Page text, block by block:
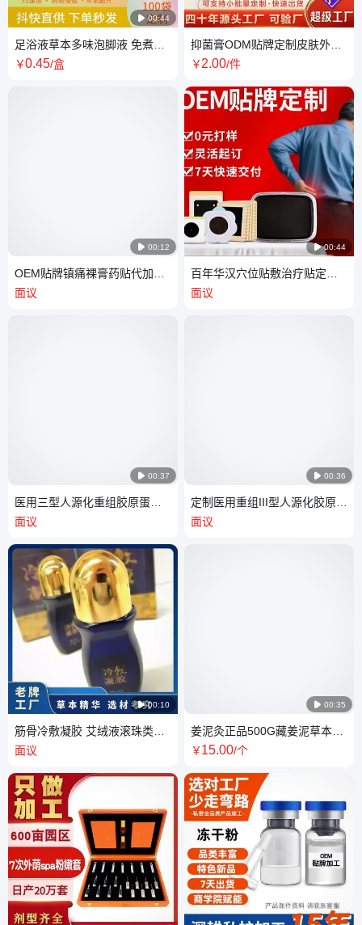
 00:44
足浴液草本多味泡脚液 免煮速
溶泡脚包 暴汗泡脚浓缩液包厂
￥0.45/盒
 00:12
OEM贴牌镇痛裸膏药贴代加工
定制筋骨颈椎腰椎外用肩周穴
面议
 00:37
医用三型人源化重组胶原蛋白
功能敷料厂家 oem贴牌喷雾修
面议
 00:10
筋骨冷敷凝胶 艾绒液滚珠类涂
抹水剂 成膜液体膏药艾灸液
面议
抑菌膏ODM贴牌定制皮肤外用
软膏代加工厂家 按需免费打样
￥2.00/件
 00:44
百年华汉穴位贴敷治疗贴定制
批发 三伏贴三九贴oem贴牌加
面议
 00:36
定制医用重组III型人源化胶原蛋
白凝胶二类器械皮肤修复敷料
面议
 00:35
姜泥灸正品500G藏姜泥草本热
敷养生能量膜火山泥膏套盒美
￥15.00/个